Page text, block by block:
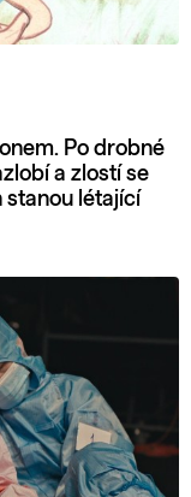
Po drobné
a zlostí se
stanou létající